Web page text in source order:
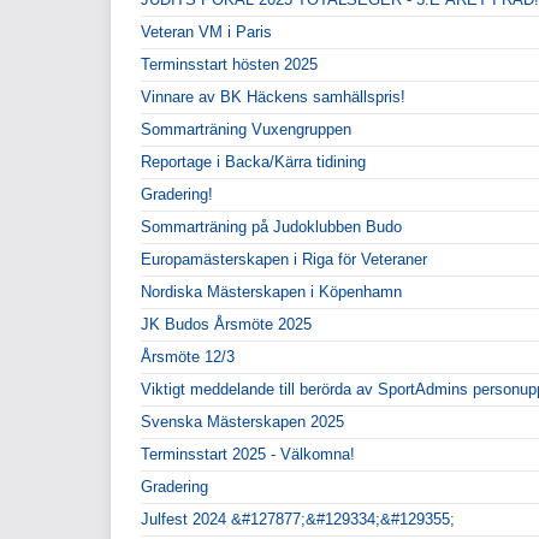
Veteran VM i Paris
Terminsstart hösten 2025
Vinnare av BK Häckens samhällspris!
Sommarträning Vuxengruppen
Reportage i Backa/Kärra tidining
Gradering!
Sommarträning på Judoklubben Budo
Europamästerskapen i Riga för Veteraner
Nordiska Mästerskapen i Köpenhamn
JK Budos Årsmöte 2025
Årsmöte 12/3
Viktigt meddelande till berörda av SportAdmins
Svenska Mästerskapen 2025
Terminsstart 2025 - Välkomna!
Gradering
Julfest 2024 &#127877;&#129334;&#129355;